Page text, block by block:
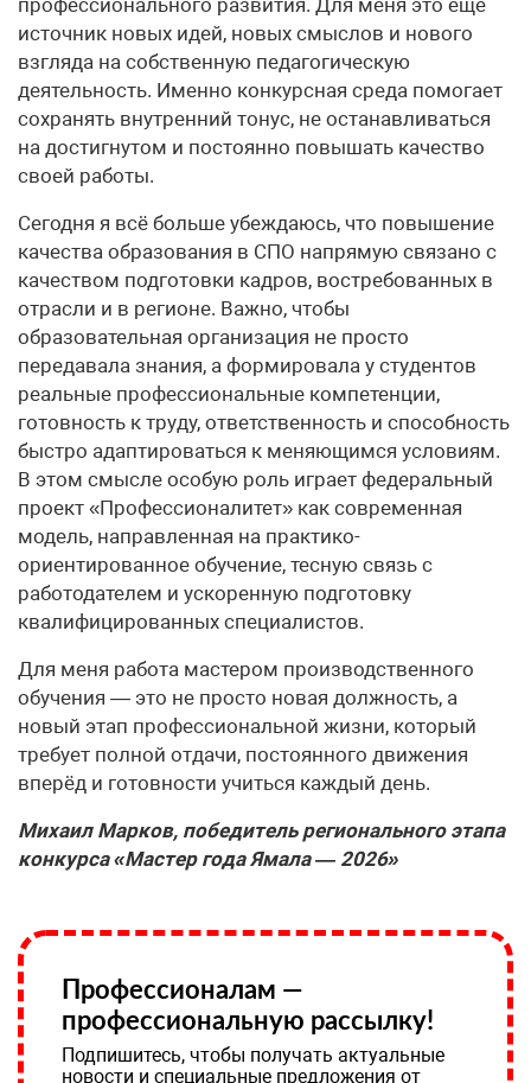
источник новых идей, новых смыслов и нового
взгляда на собственную педагогическую
деятельность. Именно конкурсная среда помогает
сохранять внутренний тонус, не останавливаться
на достигнутом и постоянно повышать качество
своей работы.
Сегодня я всё больше убеждаюсь, что повышение
качества образования в СПО напрямую связано с
качеством подготовки кадров, востребованных в
отрасли и в регионе. Важно, чтобы
образовательная организация не просто
передавала знания, а формировала у студентов
реальные профессиональные компетенции,
готовность к труду, ответственность и способность
быстро адаптироваться к меняющимся условиям.
В этом смысле особую роль играет федеральный
проект «Профессионалитет» как современная
модель, направленная на практико-
ориентированное обучение, тесную связь с
работодателем и ускоренную подготовку
квалифицированных специалистов.
Для меня работа мастером производственного
обучения — это не просто новая должность, а
новый этап профессиональной жизни, который
требует полной отдачи, постоянного движения
вперёд и готовности учиться каждый день.
Михаил Марков, победитель регионального этапа
конкурса «Мастер года Ямала — 2026»
Профессионалам —
профессиональную рассылку!
Подпишитесь, чтобы получать актуальные
новости и специальные предложения от